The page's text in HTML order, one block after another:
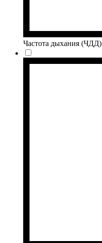
Частота дыхания (ЧДД)